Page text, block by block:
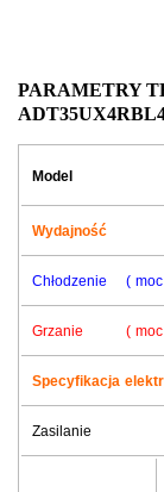
PARAMETRY
Model
Wydajność
Chłodzenie (
Grzanie ( moc
Specyfikacja
Zasilanie